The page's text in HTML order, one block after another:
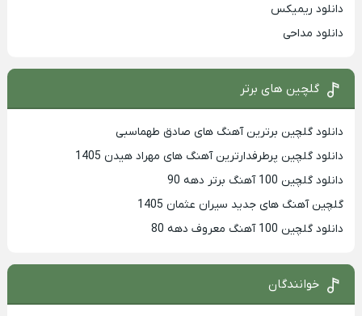
دانلود ریمیکس
دانلود مداحی
گلچین های برتر
دانلود گلچین برترین آهنگ های صادق طهماسبی
دانلود گلچین پرطرفدارترین آهنگ های مهراد هیدن 1405
دانلود گلچین 100 آهنگ برتر دهه 90
گلچین آهنگ های جدید سیران عثمان 1405
دانلود گلچین 100 آهنگ معروف دهه 80
خوانندگان